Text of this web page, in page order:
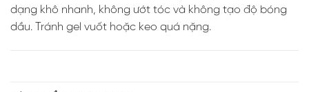
dạng khô nhanh, không ướt tóc và không tạo độ bóng
dầu. Tránh gel vuốt hoặc keo quá nặng.